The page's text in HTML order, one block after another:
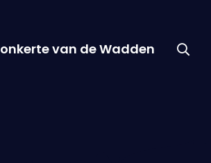
van de Wadden